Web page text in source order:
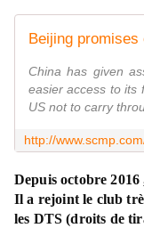
China has given
easier access to its
US not to carry
Depuis octobre 2016
Il a rejoint le club
les DTS (droits de